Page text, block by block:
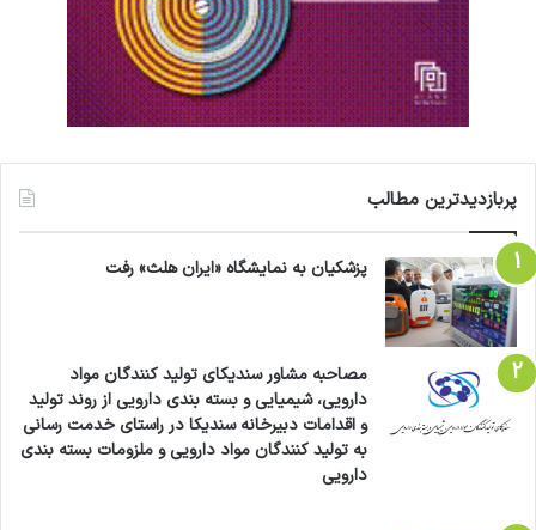
پربازدیدترین مطالب
پزشکیان به نمایشگاه «ایران هلث» رفت
مصاحبه مشاور سندیکای تولید کنندگان مواد
دارویی، شیمیایی و بسته بندی دارویی از روند تولید
و اقدامات دبیرخانه سندیکا در راستای خدمت رسانی
به تولید کنندگان مواد دارویی و ملزومات بسته بندی
دارویی